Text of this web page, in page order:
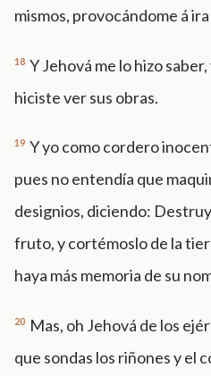
mismos, provocándome á
18 Y Jehová me lo hizo
hiciste ver sus obras.
19 Y yo como cordero
pues no entendía que
designios, diciendo:
fruto, y cortémoslo de la
haya más memoria de su
20 Mas, oh Jehová de los
que sondas los riñones y el